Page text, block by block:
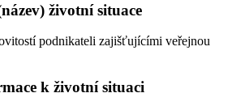
životní situace
podnikateli zajišťujícími veřejnou
k životní situaci